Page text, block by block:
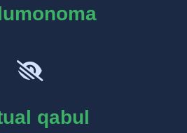
qabul